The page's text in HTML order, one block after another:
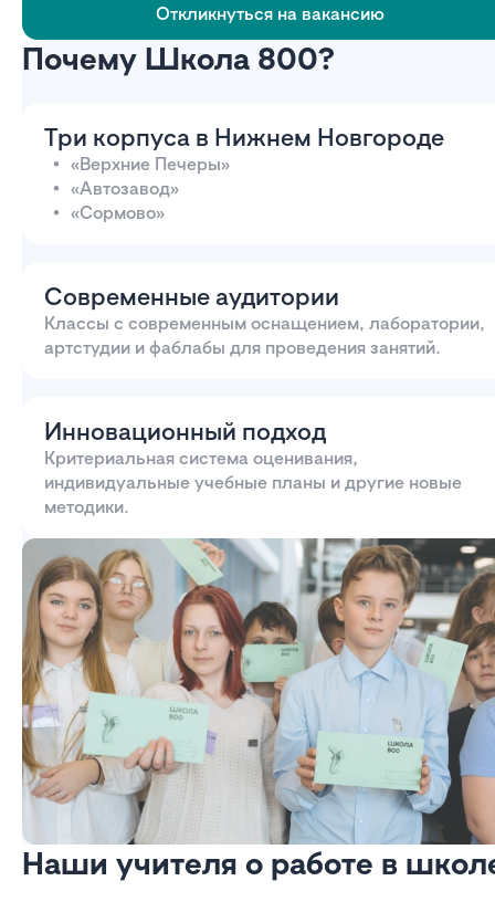
Откликнуться на вакансию
Почему Школа 800?
Три корпуса в Нижнем Новгороде
«Верхние Печеры»
«Автозавод»
«Сормово»
Современные аудитории
Классы с современным оснащением, лаборатории,
артстудии и фаблабы для проведения занятий.
Инновационный подход
Критериальная система оценивания,
индивидуальные учебные планы и другие новые
методики.
Наши учителя о работе в